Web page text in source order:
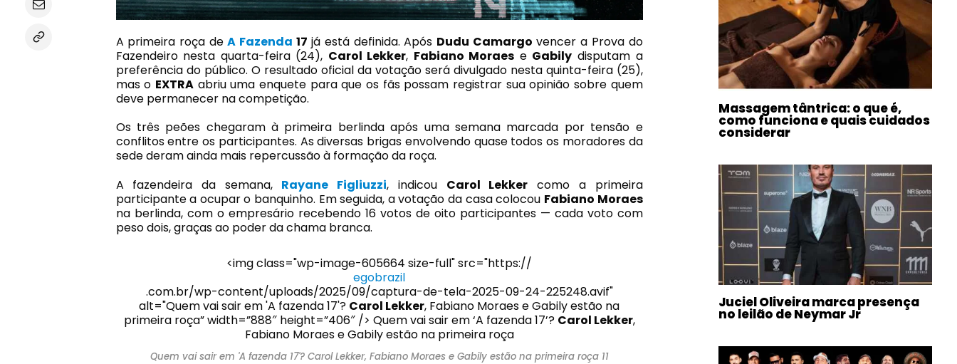
A primeira roça deA Fazenda 17 já está definida. Após Dudu Camargo vencer a Prova do
Fazendeiro nesta quarta-feira (24), Carol Lekker, Fabiano Moraes e Gabily disputam a
preferência do público. O resultado oficial da votação será divulgado nesta quinta-feira (25),
mas o EXTRAabriu uma enquete para que os fãs possam registrar sua opinião sobre quem
deve permanecer na competição.
Os três peões chegaram à primeira berlinda após uma semana marcada por tensão e
conflitos entre os participantes. As diversas brigas envolvendo quase todos os moradores da
sede deram ainda mais repercussão à formação da roça.
A fazendeira da semana, Rayane Figliuzzi, indicou Carol Lekker como a primeira
participante a ocupar o banquinho. Em seguida, a votação da casa colocou Fabiano Moraes
na berlinda, com o empresário recebendo 16 votos de oito participantes — cada voto com
peso dois, graças ao poder da chama branca.
<img class="wp-image-605664 size-full" src="https://
egobrazil
.com.br/wp-content/uploads/2025/09/captura-de-tela-2025-09-24-225248.avif"
alt="Quem vai sair em 'A fazenda 17'? Carol Lekker, Fabiano Moraes e Gabily estão na
primeira roça” width=”888″ height=”406″ /> Quem vai sair em ‘A fazenda 17’? Carol Lekker,
Fabiano Moraes e Gabily estão na primeira roça
Quem vai sair em 'A fazenda 17'? Carol Lekker, Fabiano Moraes e Gabily estão na primeira roça 11
Massagem tântrica: o que é,
como funciona e quais cuidados
considerar
Juciel Oliveira marca presença
no leilão de Neymar Jr